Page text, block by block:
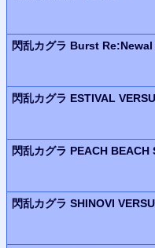
閃乱カグラ Burst Re:Newal
閃乱カグラ ESTIVAL
閃乱カグラ PEACH BEACH
閃乱カグラ SHINOVI